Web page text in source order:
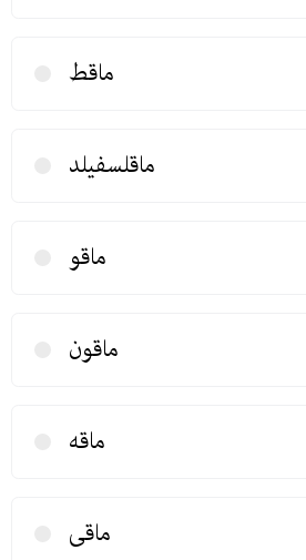
ماقط
ماقلسفیلد
ماقو
ماقون
ماقه
ماقی